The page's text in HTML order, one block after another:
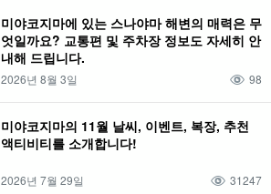
미야코지마에 있는 스나야마 해변의 매력은 무
엇일까요? 교통편 및 주차장 정보도 자세히 안
내해 드립니다.
2026년 8월 3일 98
미야코지마의 11월 날씨, 이벤트, 복장, 추천
액티비티를 소개합니다!
2026년 7월 29일 31247